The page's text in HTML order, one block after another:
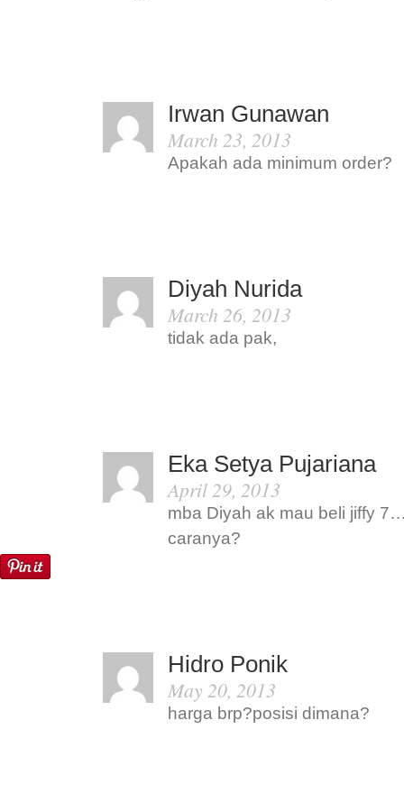
Irwan Gunawan
March 23, 2013
Apakah ada minimum order?
Diyah Nurida
March 26, 2013
tidak ada pak,
Eka Setya Pujariana
April 29, 2013
mba Diyah ak mau beli jiffy
caranya?
Hidro Ponik
May 20, 2013
harga brp?posisi dimana?